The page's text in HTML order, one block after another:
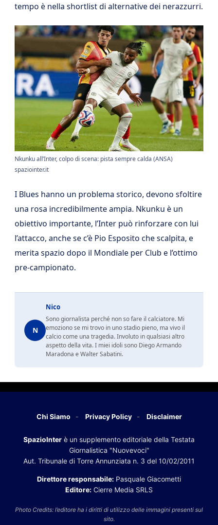
tempo è nella shortlist di alternative dei nerazzurri.
Nkunku all’Inter, colpo di scena: pista sempre calda (ANSA)
spaziointer.it
I Blues hanno un problema storico, devono sfoltire
una rosa incredibilmente ampia. Nkunku è un
obiettivo importante, l’Inter può rinforzare con lui
l’attacco, anche se c’è Pio Esposito che scalpita, e
merita spazio dopo il Mondiale per Club e l’ottimo
pre-campionato.
N
Nico
Sono giornalista perché non so fare il calciatore. Mi
emoziono se mi trovo in uno stadio pieno, ma vivo il
calcio come una tragedia. Involuto in qualsiasi altro
aspetto della vita. I miei idoli sono Diego Armando
Maradona e Walter Sabatini.
Chi Siamo Privacy Policy Disclaimer
SpazioInter è un supplemento editoriale della Testata
Giornalistica "Nuovevoci"
Aut. Tribunale di Torre Annunziata n. 3 del 10/02/2011
Direttore responsabile: Pasquale Giacometti
Editore: Cierre Media SRLS
Photo Credits: l’editore ha i diritti di utilizzo delle immagini presenti sul
sito.